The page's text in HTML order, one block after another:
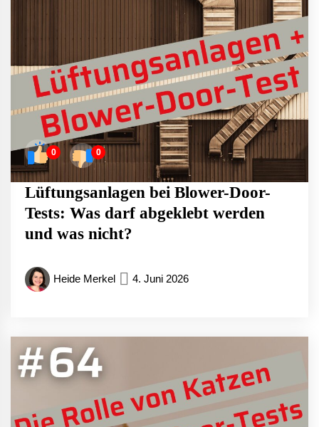
0 0
Lüftungsanlagen bei Blower-Door-
Tests: Was darf abgeklebt werden
und was nicht?
Heide Merkel 4. Juni 2026